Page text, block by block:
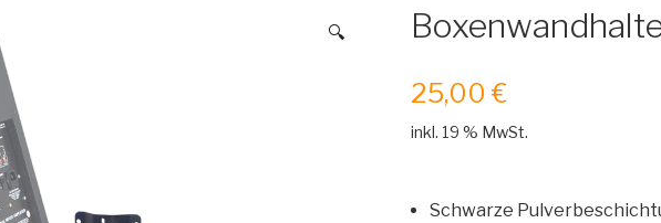
🔍
25,00€
inkl. 19 % MwSt.
Schwarze